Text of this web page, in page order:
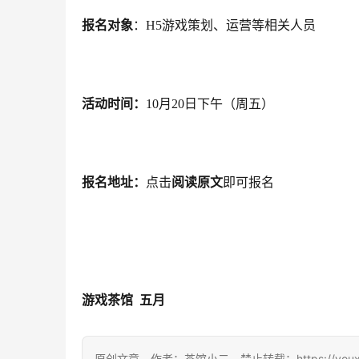
报名对象 ： H5游戏策划、运营等相关人员
活动时间： 10月20日下午（周五）
报名地址： 点击阅读原文即可报名
游戏茶馆  五月